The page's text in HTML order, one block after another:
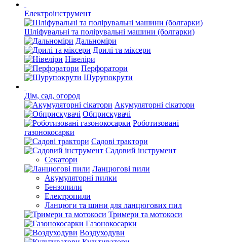
Електроінструмент
Шліфувальні та полірувальні машини (болгарки)
Дальноміри
Дрилі та міксери
Нівеліри
Перфоратори
Шурупокрути
Дім, сад, огород
Акумуляторні сікатори
Обприскувачі
Роботизовані
газонокосарки
Садові трактори
Садовий інструмент
Секатори
Ланцюгові пили
Акумуляторні пилки
Бензопили
Електропили
Ланцюги та шини для ланцюгових пил
Тримери та мотокоси
Газонокосарки
Воздуходуви